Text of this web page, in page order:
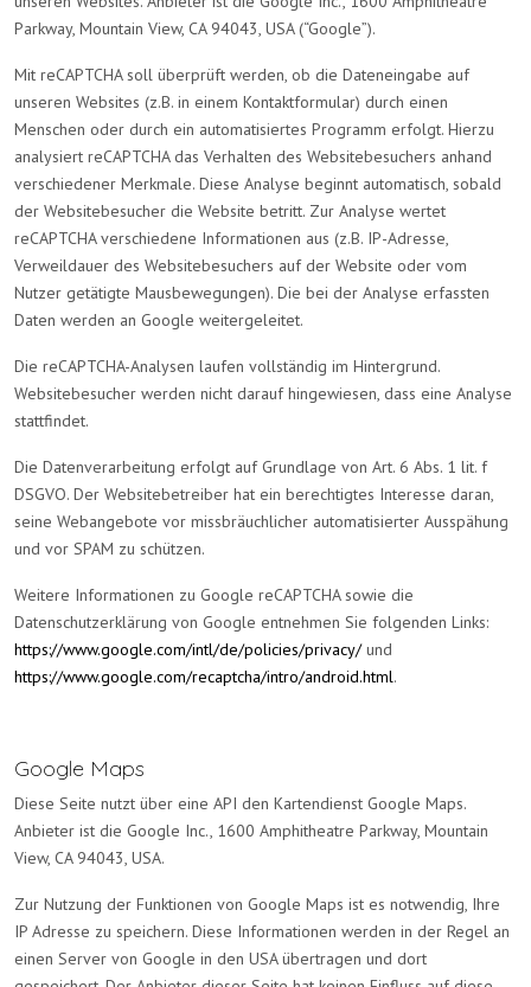
Parkway, Mountain View, CA 94043, USA (“Google”).
Mit reCAPTCHA soll überprüft werden, ob die Dateneingabe auf
unseren Websites (z.B. in einem Kontaktformular) durch einen
Menschen oder durch ein automatisiertes Programm erfolgt. Hierzu
analysiert reCAPTCHA das Verhalten des Websitebesuchers anhand
verschiedener Merkmale. Diese Analyse beginnt automatisch, sobald
der Websitebesucher die Website betritt. Zur Analyse wertet
reCAPTCHA verschiedene Informationen aus (z.B. IP-Adresse,
Verweildauer des Websitebesuchers auf der Website oder vom
Nutzer getätigte Mausbewegungen). Die bei der Analyse erfassten
Daten werden an Google weitergeleitet.
Die reCAPTCHA-Analysen laufen vollständig im Hintergrund.
Websitebesucher werden nicht darauf hingewiesen, dass eine Analyse
stattfindet.
Die Datenverarbeitung erfolgt auf Grundlage von Art. 6 Abs. 1 lit. f
DSGVO. Der Websitebetreiber hat ein berechtigtes Interesse daran,
seine Webangebote vor missbräuchlicher automatisierter Ausspähung
und vor SPAM zu schützen.
Weitere Informationen zu Google reCAPTCHA sowie die
Datenschutzerklärung von Google entnehmen Sie folgenden Links:
https://www.google.com/intl/de/policies/privacy/und
https://www.google.com/recaptcha/intro/android.html.
Google Maps
Diese Seite nutzt über eine API den Kartendienst Google Maps.
Anbieter ist die Google Inc., 1600 Amphitheatre Parkway, Mountain
View, CA 94043, USA.
Zur Nutzung der Funktionen von Google Maps ist es notwendig, Ihre
IP Adresse zu speichern. Diese Informationen werden in der Regel an
einen Server von Google in den USA übertragen und dort